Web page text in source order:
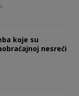
koje su
nesreći